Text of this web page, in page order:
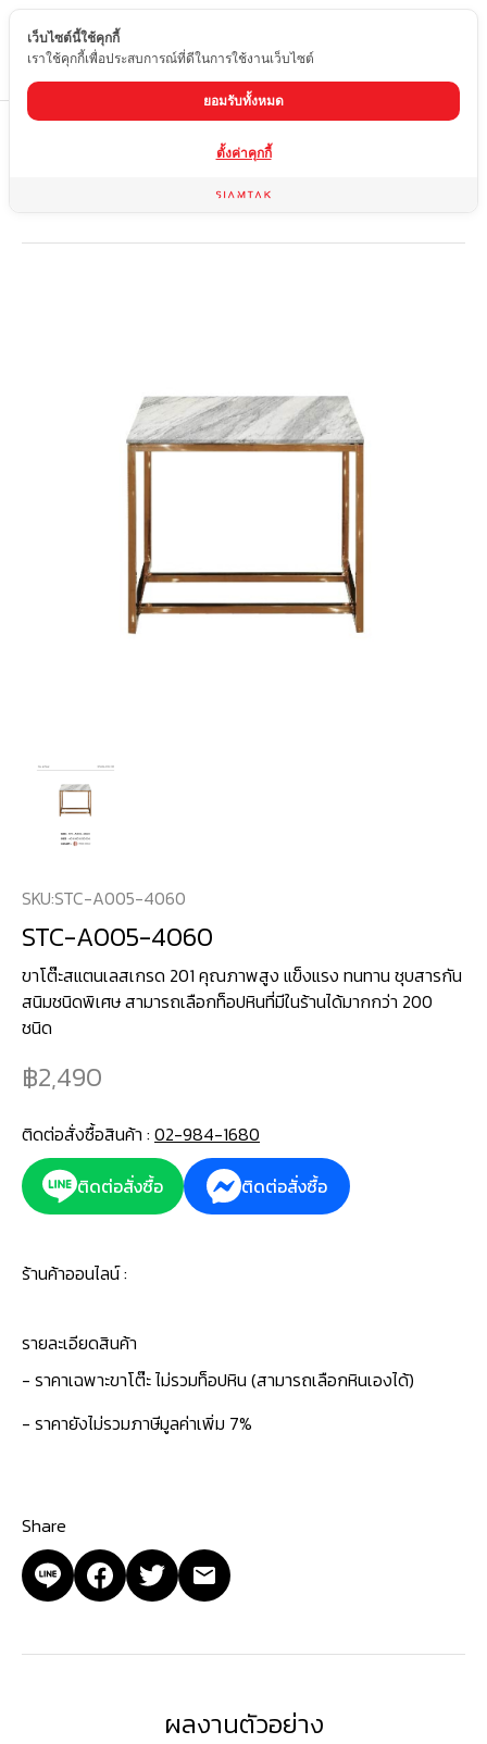
TH
Home สินค้า
STC-A005-4060
SKU:STC-A005-4060
STC-A005-4060
ขาโต๊ะสแตนเลสเกรด 201 คุณภาพสูง แข็งแรง ทนทาน ชุบสารกัน
สนิมชนิดพิเศษ สามารถเลือกท็อปหินที่มีในร้านได้มากกว่า 200
ชนิด
2,490
ติดต่อสั่งซื้อสินค้า : 02-984-1680
ติดต่อสั่งซื้อ
ติดต่อสั่งซื้อ
ร้านค้าออนไลน์ :
รายละเอียดสินค้า
- ราคาเฉพาะขาโต๊ะ ไม่รวมท็อปหิน (สามารถเลือกหินเองได้)
- ราคายังไม่รวมภาษีมูลค่าเพิ่ม 7%
Share
ผลงานตัวอย่าง
เว็บไซต์นี้ใช้คุกกี้
เราใช้คุกกี้เพื่อประสบการณ์ที่ดีในการใช้งานเว็บไซต์
ยอมรับทั้งหมด
ตั้งค่าคุกกี้